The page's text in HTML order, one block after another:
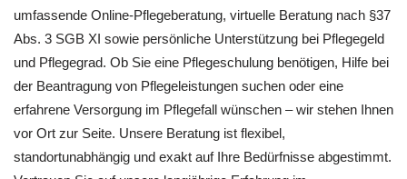
umfassende Online-Pflegeberatung, virtuelle Beratung nach §37
Abs. 3 SGB XI sowie persönliche Unterstützung bei Pflegegeld
und Pflegegrad. Ob Sie eine Pflegeschulung benötigen, Hilfe bei
der Beantragung von Pflegeleistungen suchen oder eine
erfahrene Versorgung im Pflegefall wünschen – wir stehen Ihnen
vor Ort zur Seite. Unsere Beratung ist flexibel,
standortunabhängig und exakt auf Ihre Bedürfnisse abgestimmt.